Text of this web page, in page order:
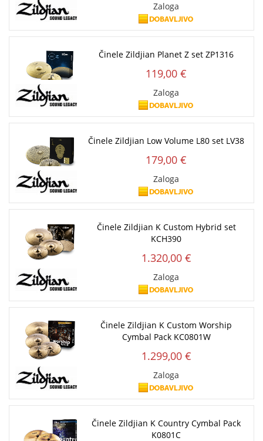
Zaloga
Činele Zildjian Planet Z set ZP1316
119,00 €
Zaloga
Činele Zildjian Low Volume L80 set LV38
179,00 €
Zaloga
Činele Zildjian K Custom Hybrid set
KCH390
1.320,00 €
Zaloga
Činele Zildjian K Custom Worship
Cymbal Pack KC0801W
1.299,00 €
Zaloga
Činele Zildjian K Country Cymbal Pack
K0801C